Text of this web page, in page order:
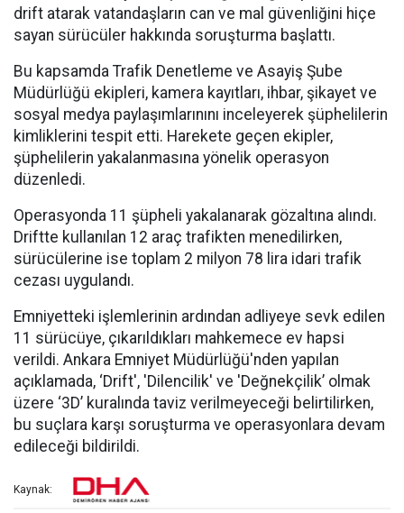
drift atarak vatandaşların can ve mal güvenliğini hiçe
sayan sürücüler hakkında soruşturma başlattı.
Bu kapsamda Trafik Denetleme ve Asayiş Şube
Müdürlüğü ekipleri, kamera kayıtları, ihbar, şikayet ve
sosyal medya paylaşımlarınını inceleyerek şüphelilerin
kimliklerini tespit etti. Harekete geçen ekipler,
şüphelilerin yakalanmasına yönelik operasyon
düzenledi.
Operasyonda 11 şüpheli yakalanarak gözaltına alındı.
Driftte kullanılan 12 araç trafikten menedilirken,
sürücülerine ise toplam 2 milyon 78 lira idari trafik
cezası uygulandı.
Emniyetteki işlemlerinin ardından adliyeye sevk edilen
11 sürücüye, çıkarıldıkları mahkemece ev hapsi
verildi. Ankara Emniyet Müdürlüğü'nden yapılan
açıklamada, ‘Drift', 'Dilencilik' ve 'Değnekçilik’ olmak
üzere ‘3D’ kuralında taviz verilmeyeceği belirtilirken,
bu suçlara karşı soruşturma ve operasyonlara devam
edileceği bildirildi.
Kaynak: